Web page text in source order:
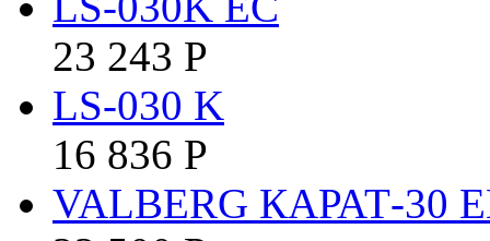
23 243 Р
LS-030 K
16 836 Р
VALBERG КАРАТ-30